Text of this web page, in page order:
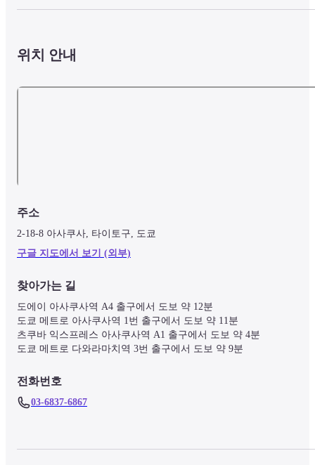
위치 안내
주소
2-18-8 아사쿠사, 타이토구, 도쿄
구글 지도에서 보기 (외부)
찾아가는 길
도에이 아사쿠사역 A4 출구에서 도보 약 12분
도쿄 메트로 아사쿠사역 1번 출구에서 도보 약 11분
츠쿠바 익스프레스 아사쿠사역 A1 출구에서 도보 약 4분
도쿄 메트로 다와라마치역 3번 출구에서 도보 약 9분
전화번호
03-6837-6867